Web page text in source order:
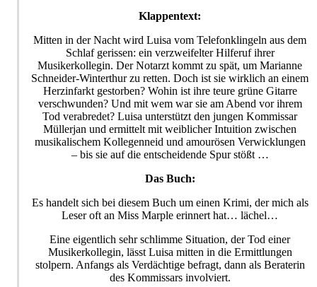
Klappentext:
Mitten in der Nacht wird Luisa vom Telefonklingeln aus dem
Schlaf gerissen: ein verzweifelter Hilferuf ihrer
Musikerkollegin. Der Notarzt kommt zu spät, um Marianne
Schneider-Winterthur zu retten. Doch ist sie wirklich an einem
Herzinfarkt gestorben? Wohin ist ihre teure grüne Gitarre
verschwunden? Und mit wem war sie am Abend vor ihrem
Tod verabredet? Luisa unterstützt den jungen Kommissar
Müllerjan und ermittelt mit weiblicher Intuition zwischen
musikalischem Kollegenneid und amourösen Verwicklungen
– bis sie auf die entscheidende Spur stößt …
Das Buch:
Es handelt sich bei diesem Buch um einen Krimi, der mich als
Leser oft an Miss Marple erinnert hat… lächel…
Eine eigentlich sehr schlimme Situation, der Tod einer
Musikerkollegin, lässt Luisa mitten in die Ermittlungen
stolpern. Anfangs als Verdächtige befragt, dann als Beraterin
des Kommissars involviert.